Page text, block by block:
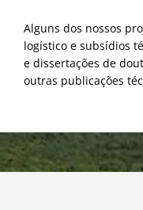
Alguns dos nossos
logístico e subsídios
e dissertações de
outras publicações